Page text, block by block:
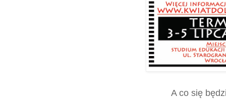
A co się